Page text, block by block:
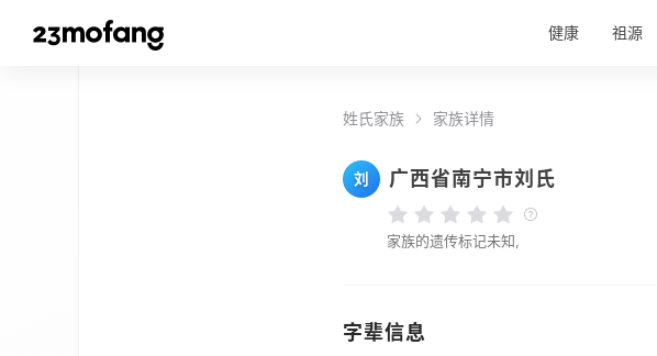
健康 祖源
姓氏家族 家族详情
刘 广西省南宁市刘氏
家族的遗传标记未知,
字辈信息